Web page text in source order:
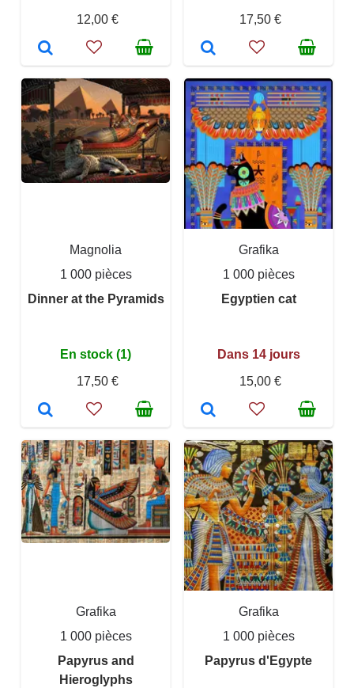
12,00 €
17,50 €
Magnolia
1 000 pièces
Dinner at the Pyramids
En stock (1)
17,50 €
Grafika
1 000 pièces
Egyptien cat
Dans 14 jours
15,00 €
Grafika
1 000 pièces
Papyrus and
Hieroglyphs
Grafika
1 000 pièces
Papyrus d'Egypte